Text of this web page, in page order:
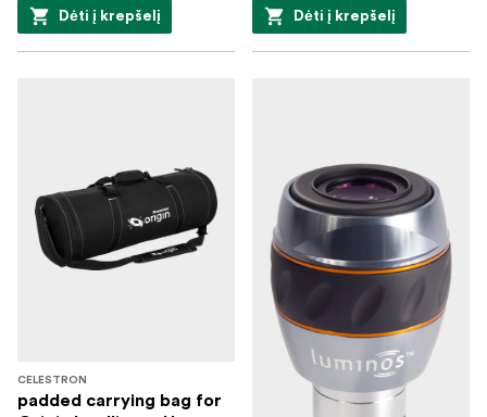
Dėti į krepšelį Dėti į krepšelį
CELESTRON
padded carrying bag for